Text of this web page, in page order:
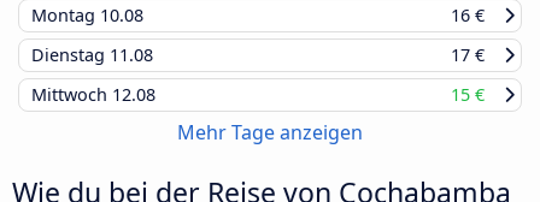
Montag 10.08
16 €
Dienstag 11.08
17 €
Mittwoch 12.08 15 €
Mehr Tage anzeigen
Wie du bei der Reise von Cochabamba